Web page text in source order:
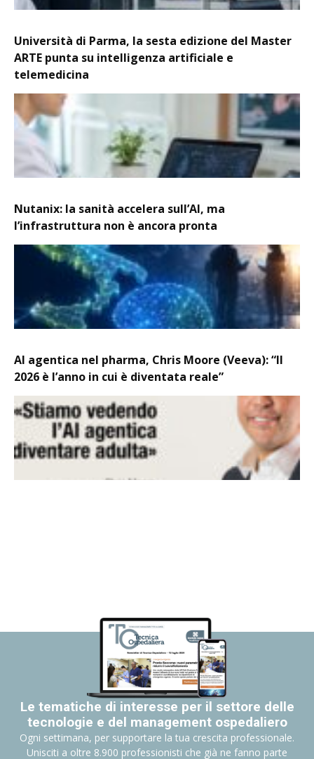
Università di Parma, la sesta edizione del Master
ARTE punta su intelligenza artificiale e
telemedicina
Nutanix: la sanità accelera sull’AI, ma
l’infrastruttura non è ancora pronta
AI agentica nel pharma, Chris Moore (Veeva): “Il
2026 è l’anno in cui è diventata reale”
Le tematiche di interesse per il settore delle
tecnologie e del management ospedaliero
Ogni settimana, per supportare la tua crescita professionale.
Unisciti a oltre 8.900 professionisti che già ne fanno parte